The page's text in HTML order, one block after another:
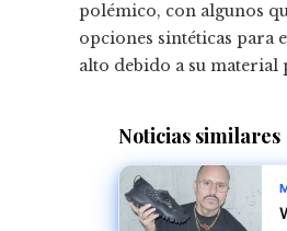
polémico, con algunos
opciones sintéticas para
alto debido a su material
Noticias similares